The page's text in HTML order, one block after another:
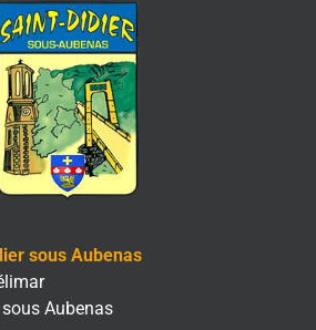
sous Aubenas
Aubenas